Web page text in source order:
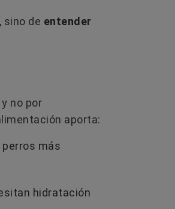
anunciadas. Descubre top
sino de entender
no por
aporta:
más
hidratación